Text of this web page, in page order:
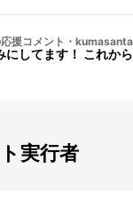
援コメント ・ kumasanta
にしてます！ これか
実行者